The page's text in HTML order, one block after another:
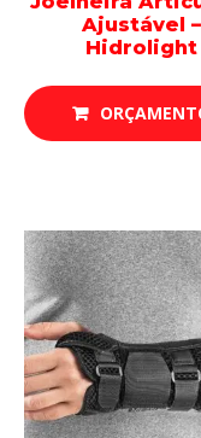
Ajustável –
Hidrolight